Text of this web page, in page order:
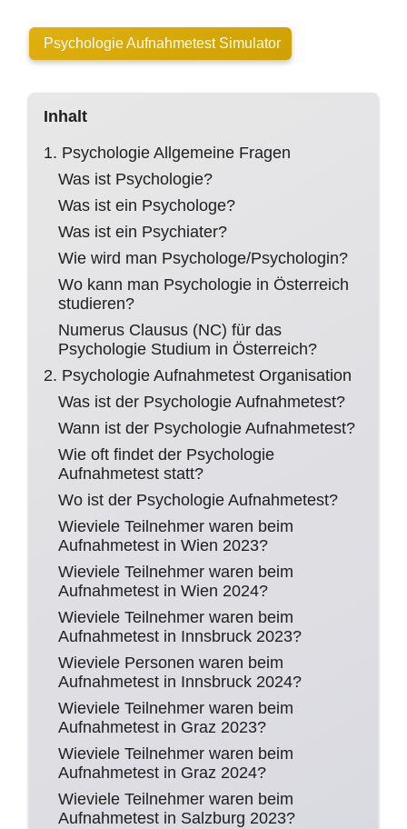
Psychologie Aufnahmetest Simulator
Inhalt
1. Psychologie Allgemeine Fragen
Was ist Psychologie?
Was ist ein Psychologe?
Was ist ein Psychiater?
Wie wird man Psychologe/Psychologin?
Wo kann man Psychologie in Österreich
studieren?
Numerus Clausus (NC) für das
Psychologie Studium in Österreich?
2. Psychologie Aufnahmetest Organisation
Was ist der Psychologie Aufnahmetest?
Wann ist der Psychologie Aufnahmetest?
Wie oft findet der Psychologie
Aufnahmetest statt?
Wo ist der Psychologie Aufnahmetest?
Wieviele Teilnehmer waren beim
Aufnahmetest in Wien 2023?
Wieviele Teilnehmer waren beim
Aufnahmetest in Wien 2024?
Wieviele Teilnehmer waren beim
Aufnahmetest in Innsbruck 2023?
Wieviele Personen waren beim
Aufnahmetest in Innsbruck 2024?
Wieviele Teilnehmer waren beim
Aufnahmetest in Graz 2023?
Wieviele Teilnehmer waren beim
Aufnahmetest in Graz 2024?
Wieviele Teilnehmer waren beim
Aufnahmetest in Salzburg 2023?